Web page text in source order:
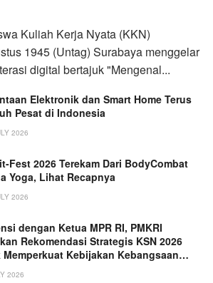
Kuliah Kerja Nyata (KKN)
1945 (Untag) Surabaya menggelar
digital bertajuk "Mengenal...
Elektronik dan Smart Home Terus
Pesat di Indonesia
2026
Fest 2026 Terekam Dari BodyCombat
Yoga, Lihat Recapnya
2026
dengan Ketua MPR RI, PMKRI
Rekomendasi Strategis KSN 2026
Kebijakan Kebangsaan
dan Berkelanjutan
2026